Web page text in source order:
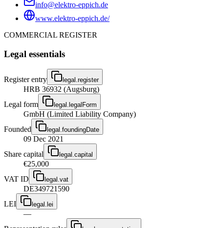
info@elektro-eppich.de
www.elektro-eppich.de/
COMMERCIAL REGISTER
Legal essentials
Register entry legal.register
HRB 36932 (Augsburg)
Legal form
legal.legalForm
GmbH (Limited Liability Company)
Founded
legal.foundingDate
09 Dec 2021
Share capital
legal.capital
€25,000
VAT ID
legal.vat
DE349721590
LEI
legal.lei
—